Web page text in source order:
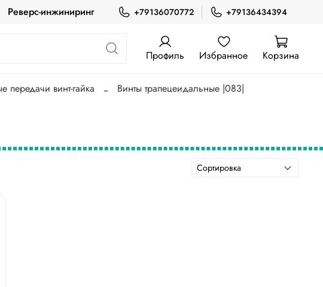
Реверс-инжиниринг +79136070772 +79136434394
Профиль Избранное Корзина
передачи винт-гайка Винты трапецеидальные |083|